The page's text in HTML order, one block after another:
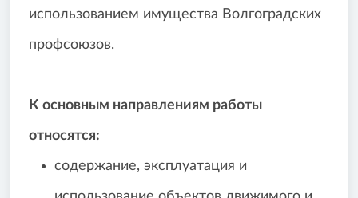
использованием имущества Волгоградских
профсоюзов.
К основным направлениям работы
относятся:
содержание, эксплуатация и